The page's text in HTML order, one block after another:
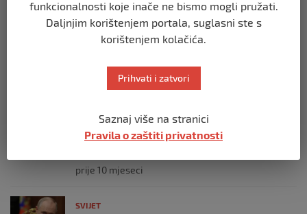
Brod “Mikeno” probio izraelsku blokadu
i uplovio u Gazu – kapetan iz Sarajeva
prije 10 mjeseci
Opsadno stanje u Münchenu, odjeknulo
nekoliko eksplozija: Ima žrtava,
prije 10 mjeseci
SVIJET
funkcionalnosti koje inače ne bismo mogli pružati.
Daljnjim korištenjem portala, suglasni ste s
korištenjem kolačića.
Prihvati i zatvori
Saznaj više na stranici
Pravila o zaštiti privatnosti